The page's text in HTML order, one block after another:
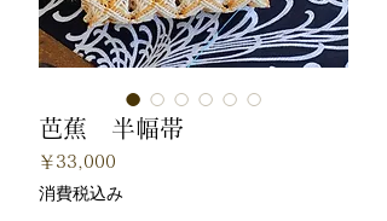
芭蕉 半幅帯
￥33,000
消費税込み